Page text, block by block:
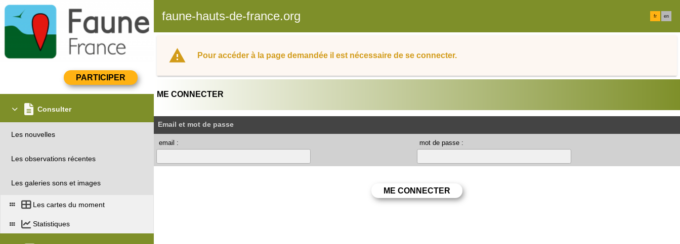
faune-hauts-de-france.org fr en
Consulter
Les nouvelles
Les observations récentes
Les galeries sons et images
Les cartes du moment
Statistiques
Pour accéder à la page demandée il est nécessaire de se connecter.
ME CONNECTER
Email et mot de passe
email : mot de passe :